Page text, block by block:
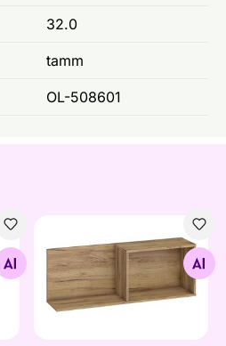
32.0
tamm
OL-508601
Seinariiul Youghal 100 cm
Otsi sarnaseid